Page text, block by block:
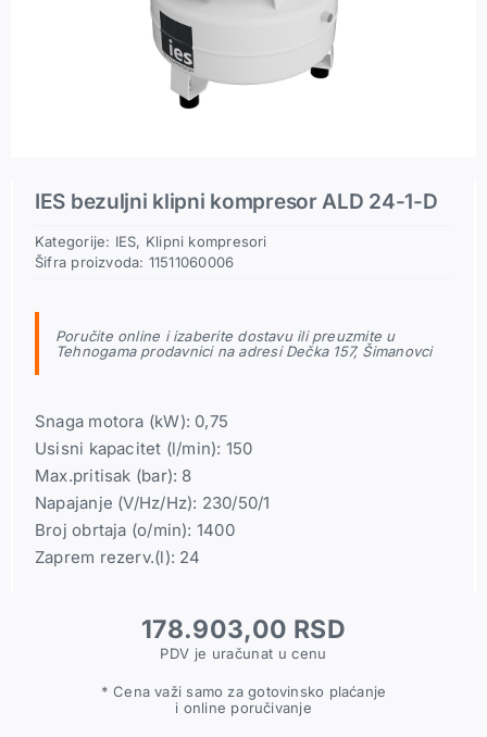
Pneumatski priključci
Rezerni delovi
IES bezuljni klipni kompresor ALD 24-1-D
Kategorije: IES, Klipni kompresori
Šifra proizvoda: 11511060006
Poručite online i izaberite dostavu ili preuzmite u
Tehnogama prodavnici na adresi Dečka 157, Šimanovci
Snaga motora (kW): 0,75
Usisni kapacitet (l/min): 150
Max.pritisak (bar): 8
Napajanje (V/Hz/Hz): 230/50/1
Broj obrtaja (o/min): 1400
Zaprem rezerv.(l): 24
178.903,00 RSD
PDV je uračunat u cenu
* Cena važi samo za gotovinsko plaćanje
i online poručivanje